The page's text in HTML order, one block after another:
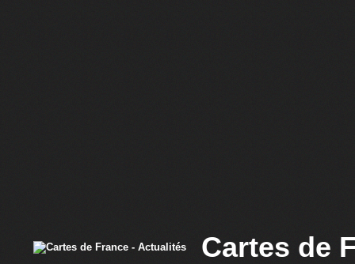
Cartes de